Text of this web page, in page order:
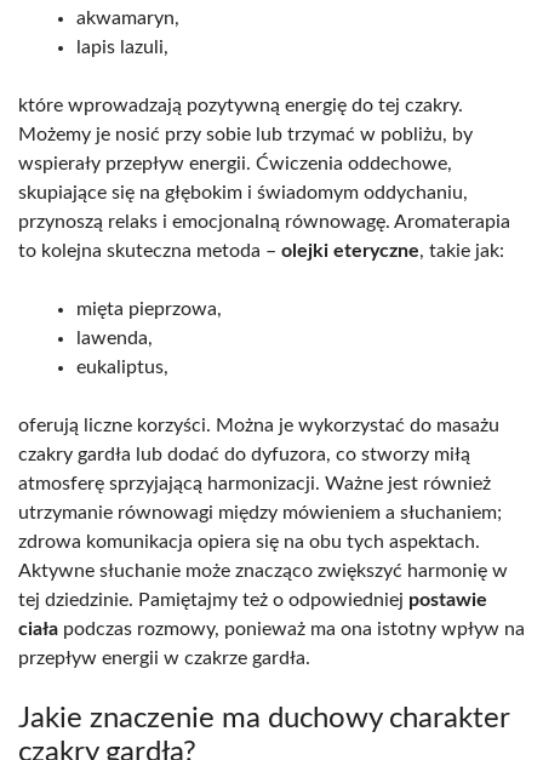
akwamaryn,
lapis lazuli,
które wprowadzają pozytywną energię do tej czakry.
Możemy je nosić przy sobie lub trzymać w pobliżu, by
wspierały przepływ energii. Ćwiczenia oddechowe,
skupiające się na głębokim i świadomym oddychaniu,
przynoszą relaks i emocjonalną równowagę. Aromaterapia
to kolejna skuteczna metoda – olejki eteryczne, takie jak:
mięta pieprzowa,
lawenda,
eukaliptus,
oferują liczne korzyści. Można je wykorzystać do masażu
czakry gardła lub dodać do dyfuzora, co stworzy miłą
atmosferę sprzyjającą harmonizacji. Ważne jest również
utrzymanie równowagi między mówieniem a słuchaniem;
zdrowa komunikacja opiera się na obu tych aspektach.
Aktywne słuchanie może znacząco zwiększyć harmonię w
tej dziedzinie. Pamiętajmy też o odpowiedniej postawie
ciała podczas rozmowy, ponieważ ma ona istotny wpływ na
przepływ energii w czakrze gardła.
Jakie znaczenie ma duchowy charakter
czakry gardła?